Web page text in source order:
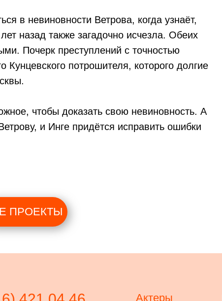
в невиновности Ветрова, когда узнаёт,
назад также загадочно исчезла. Обеих
Почерк преступлений с точностью
Кунцевского потрошителя, которого долгие
чтобы доказать свою невиновность. А
и Инге придётся исправить ошибки
ПРОЕКТЫ
Актеры